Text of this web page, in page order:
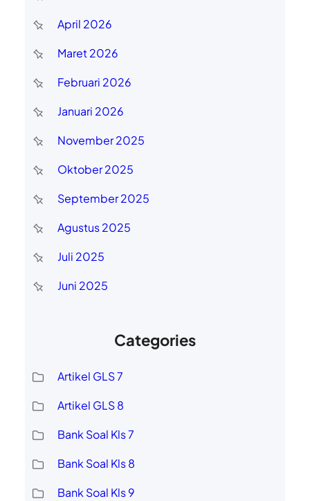
April 2026
Maret 2026
Februari 2026
Januari 2026
November 2025
Oktober 2025
September 2025
Agustus 2025
Juli 2025
Juni 2025
Categories
Artikel GLS 7
Artikel GLS 8
Bank Soal Kls 7
Bank Soal Kls 8
Bank Soal Kls 9